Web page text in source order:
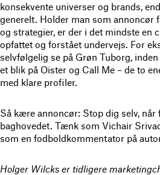
konsekvente universer og brands,
generelt. Holder man som annoncør
og strategier, er der i det mindste en
opfattet og forstået undervejs. For
selvfølgelig se på Grøn Tuborg,
et blik på Oister og Call Me – de to
med klare profiler.
Så kære annoncør: Stop dig selv,
baghovedet. Tænk som Vichair
som en fodboldkommentator på
Holger Wilcks er tidligere